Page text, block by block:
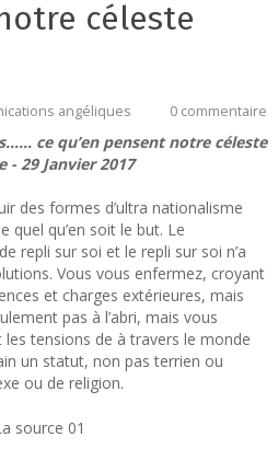
céleste
angéliques 0 commentaire
ce qu’en pensent notre céleste
- 29 Janvier 2017
des formes d’ultra nationalisme
quel qu’en soit le but. Le
repli sur soi et le repli sur soi n’a
Vous vous enfermez, croyant
et charges extérieures, mais
pas à l’abri, mais vous
tensions de à travers le monde
un statut, non pas terrien ou
ou de religion.